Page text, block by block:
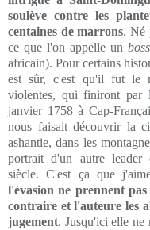
soulève contre les
centaines de marrons. Né
ce que l'on appelle un
africain). Pour certains
est sûr, c'est qu'il fut le
violentes, qui finiront
janvier 1758 à Cap-
nous faisait découvrir la
ashantie, dans les
portrait d'un autre leader
siècle. C'est ça que
l'évasion ne prennent
contraire et l'auteure les
jugement. Jusqu'ici elle ne